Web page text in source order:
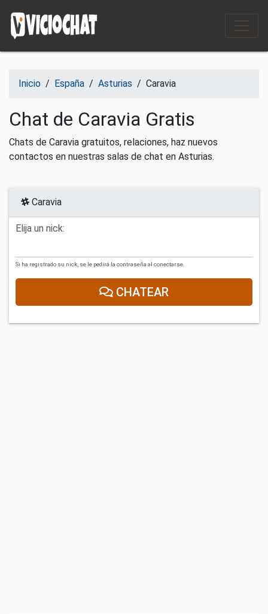
Inicio / España / Asturias / Caravia
Chat de Caravia Gratis
Chats de Caravia gratuitos, relaciones, haz nuevos
contactos en nuestras salas de chat en Asturias.
Caravia
Elija un nick:
Si ha registrado su nick, se le pedirá la contraseña al conectarse.
CHATEAR